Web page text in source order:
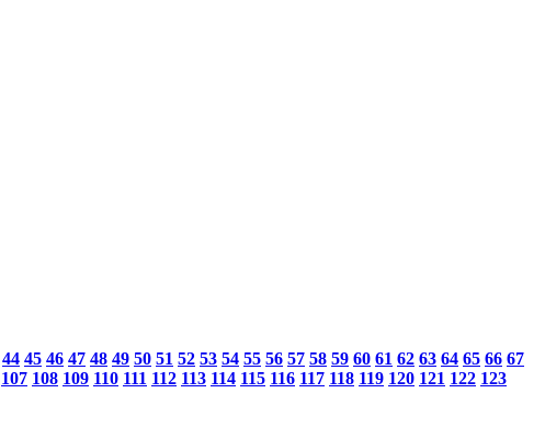
44 45 46 47 48 49 50 51 52 53 54 55 56 57 58 59 60 61 62 63 64 65 66 67
107 108 109 110 111 112 113 114 115 116 117 118 119 120 121 122 123